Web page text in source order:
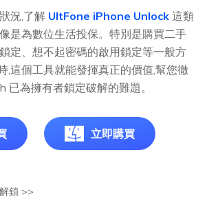
況,了解 UltFone iPhone Unlock 這類
是為數位生活投保。特別是購買二手
定、想不起密碼的啟用鎖定等一般方
,這個工具就能發揮真正的價值,幫您徹
已為擁有者鎖定破解的難題。
立即購買
鎖 >>